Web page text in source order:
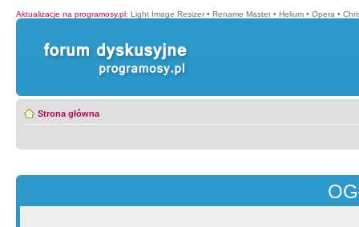
Aktualizacje na programosy.pl: Light Image Resizer • Rename Master • Helium • Opera •
Strona główna